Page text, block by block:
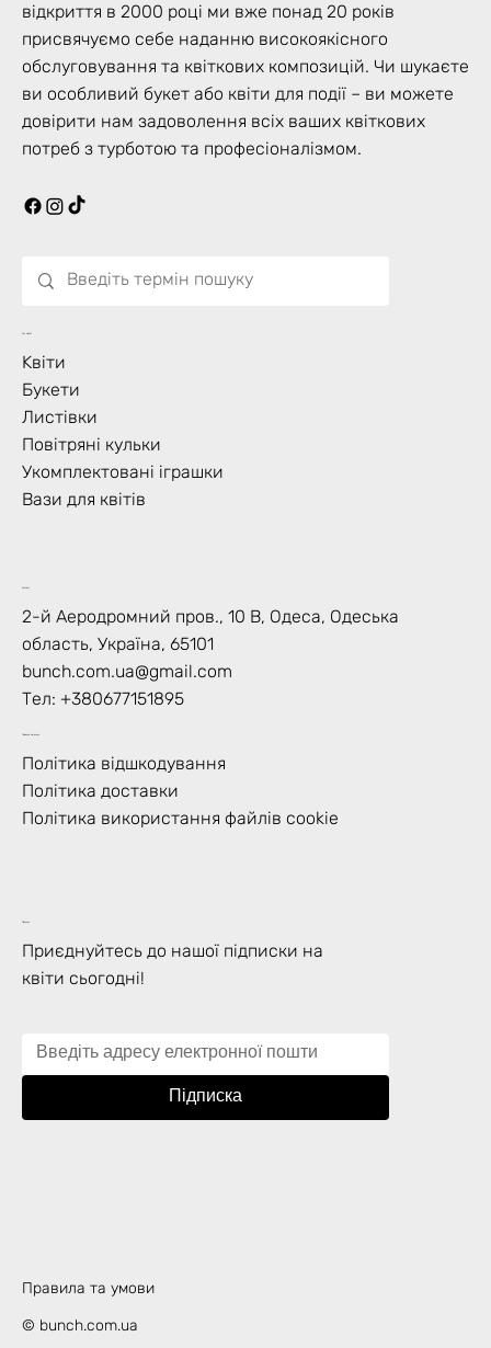
відкриття в 2000 році ми вже понад 20 років
присвячуємо себе наданню високоякісного
обслуговування та квіткових композицій. Чи шукаєте
ви особливий букет або квіти для події – ви можете
довірити нам задоволення всіх ваших квіткових
потреб з турботою та професіоналізмом.
Що Цвіте?
Kвіти
Букети
Листівки
Повітряні кульки
Укомплектовані іграшки
Вази для квітів
Контакт
2-й Аеродромний пров., 10 В, Одеса, Одеська
область, Україна, 65101
bunch.com.ua@gmail.com
Тел: +380677151895
Правила магазину
Політика відшкодування
Політика доставки
Політика використання файлів cookie
Підписка
Приєднуйтесь до нашої підписки на
квіти сьогодні!
Підписка
Правила та умови
© bunch.com.ua